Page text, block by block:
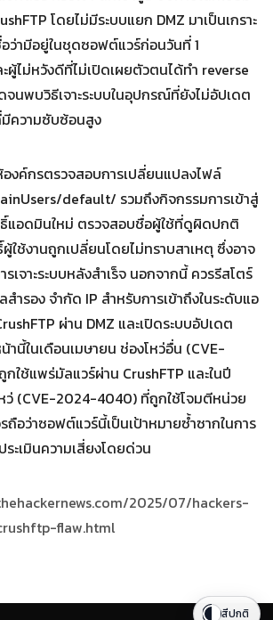
โดยไม่มีระบบแยก DMZ มาเป็นเกราะ
ว่ามีอยู่ในชุดซอฟต์แวร์ก่อนวันที่ 1
ผู้ไม่หวังดีที่ไม่เปิดเผยตัวตนได้ทำ reverse
นพบวิธีเจาะระบบในอุปกรณ์ที่ยังไม่อัปเดต
ความซับซ้อนสูง
องค์กรตรวจสอบการเปลี่ยนแปลงไฟล์
default/ รวมถึงกิจกรรมการเข้าสู่
แอดมินใหม่ ตรวจสอบชื่อผู้ใช้ที่ดูผิดปกติ
ใช้งานถูกเปลี่ยนโดยไม่ทราบสาเหตุ ซึ่งอาจ
จาะระบบหลังสำเร็จ นอกจากนี้ ควรรีสโตร์
ำรอง จำกัด IP สำหรับการเข้าถึงในระดับแอ
ผ่าน DMZ และเปิดระบบอัปเดต
นี้ในเดือนเมษายน ช่องโหว่อื่น (CVE-
กใช้แพร่มัลแวร์ผ่าน CrushFTP และในปี
ว่ (CVE-2024-4040) ที่ถูกใช้โจมตีหน่วย
ถือว่าซอฟต์แวร์นี้เป็นเป้าหมายซ้ำซากในการ
ะเมินความเสี่ยงโดยด่วน
2025/07/hackers-
flaw.html
สีปกติ